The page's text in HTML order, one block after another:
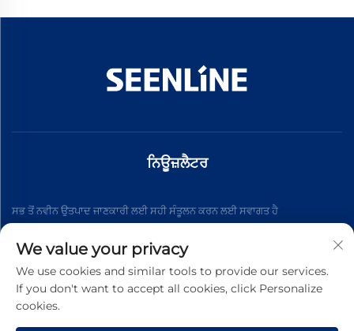
ਨਿਊਜ਼ਲੈਟਰ
ਸਭ ਤੋਂ ਨਵੀਨ ਉਤਪਾਦ ਜਾਣਕਾਰੀ ਲਈ ਸਹੀ ਸੰਤੂਲਨ ਕਰਨ ਲਈ ਸਵਾਗਤ ਹੈ
ਸਬਸਕ੍ਰਾਈਬ ਕਰੋ
We value your privacy
We use cookies and similar tools to provide our services.
If you don't want to accept all cookies, click Personalize
cookies.